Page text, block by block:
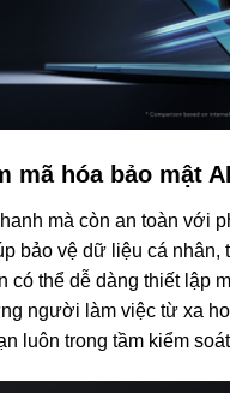
mã hóa bảo mật
mà còn an toàn với
bảo vệ dữ liệu cá
có thể dễ dàng thiết lập
người làm việc từ xa
luôn trong tầm kiểm